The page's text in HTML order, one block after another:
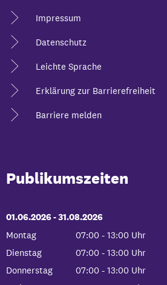
Impressum
Datenschutz
Leichte Sprache
Erklärung zur Barrierefreiheit
Barriere melden
Publikumszeiten
01.06.2026-bis
31.08.2026
Montag
07:00 - 13:00 Uhr
Von 07:00 bis 13:00 Uhr
Dienstag 07:00 - 13:00 Uhr
Von 07:00 bis 13:00 Uhr
Donnerstag 07:00 - 13:00 Uhr